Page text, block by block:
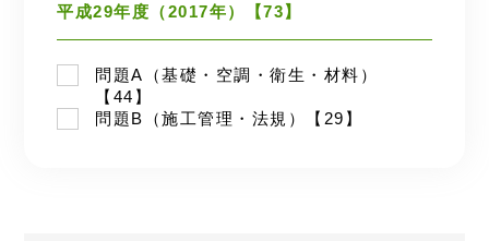
平成29年度（2017年）【73】
問題A（基礎・空調・衛生・材料）
【44】
問題B（施工管理・法規）【29】